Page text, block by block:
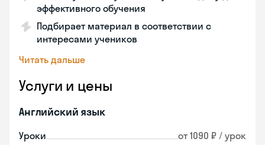
эффективного обучения
Подбирает материал в соответствии с
интересами учеников
Читать дальше
Услуги и цены
Английский язык
Уроки от 1090 ₽ / урок